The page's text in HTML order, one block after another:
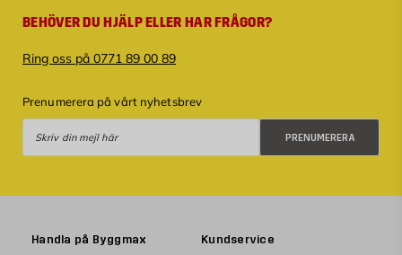
BEHÖVER DU HJÄLP ELLER HAR FRÅGOR?
Ring oss på 0771 89 00 89
Prenumerera på vårt nyhetsbrev
PRENUMERERA
Handla på Byggmax Kundservice